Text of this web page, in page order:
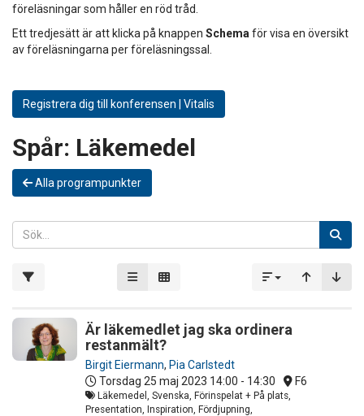
föreläsningar som håller en röd tråd.
Ett tredjesätt är att klicka på knappen Schema för visa en översikt
av föreläsningarna per föreläsningssal.
Registrera dig till konferensen | Vitalis
Spår: Läkemedel
Alla programpunkter
Är läkemedlet jag ska ordinera
restanmält?
Birgit Eiermann, Pia Carlstedt
Torsdag 25 maj 2023 14:00 - 14:30 F6
Läkemedel, Svenska, Förinspelat + På plats,
Presentation, Inspiration, Fördjupning,